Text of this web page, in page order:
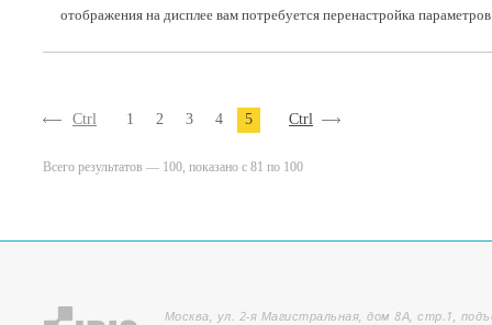
отображения на дисплее вам потребуется перенастройка
Ctrl 1 2 3 4 5 Ctrl
Всего результатов — 100, показано с 81 по 100
Москва, ул. 2-я Магистральная, дом 8А, стр.1,